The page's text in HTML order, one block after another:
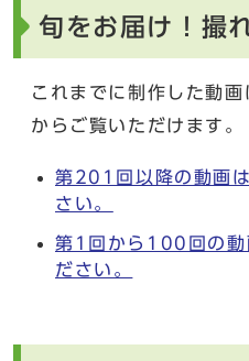
旬をお届け！撮
これまでに制作した動画
からご覧いただけます。
第201回以降の動画
さい。
第1回から100回の動
ださい。